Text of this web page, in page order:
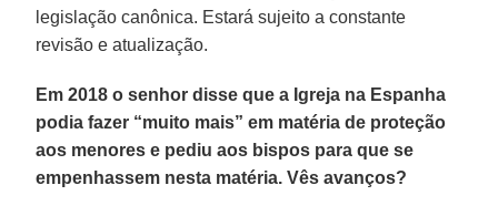
legislação canônica. Estará sujeito a constante
revisão e atualização.
Em 2018 o senhor disse que a Igreja na Espanha
podia fazer “muito mais” em matéria de proteção
aos menores e pediu aos bispos para que se
empenhassem nesta matéria. Vês avanços?